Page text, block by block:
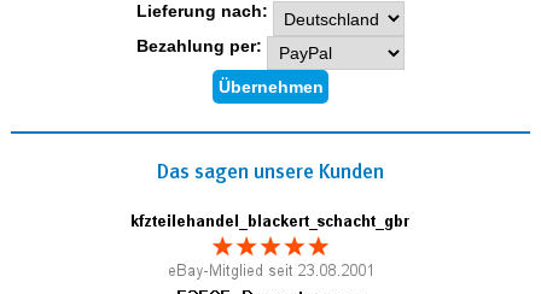
Lieferung nach:
Bezahlung per:
Das sagen unsere Kunden